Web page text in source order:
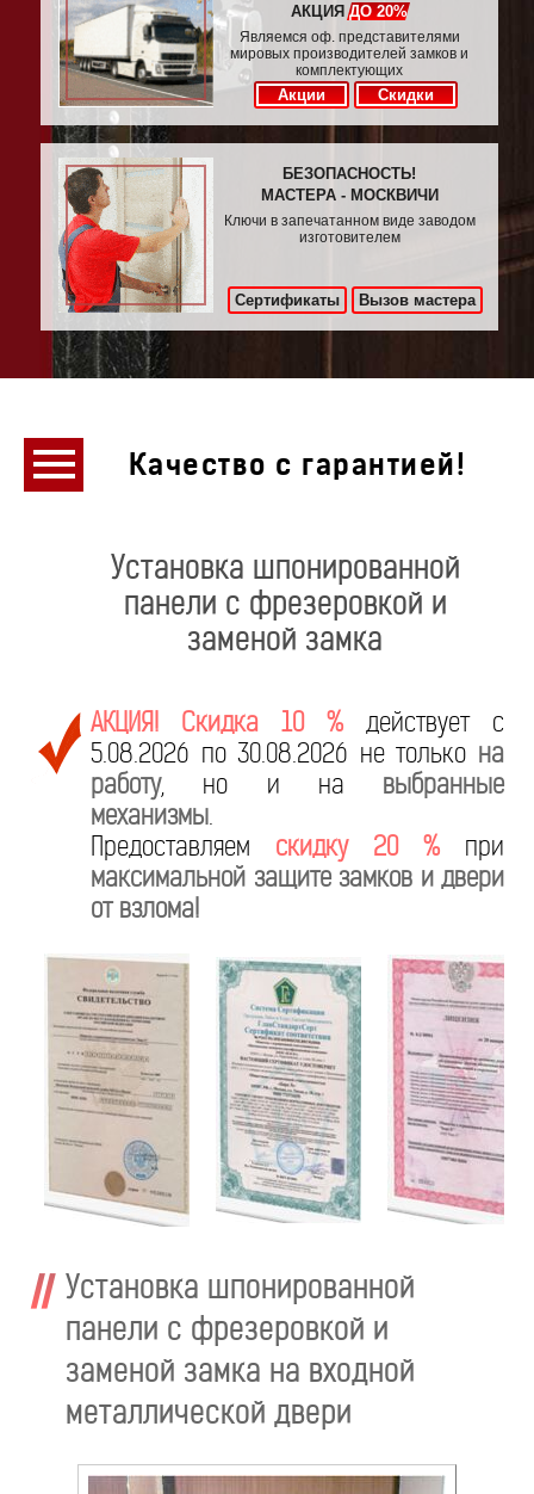
АКЦИЯДО 20%
Являемся оф. представителями
мировых производителей замков и
комплектующих
Акции Скидки
БЕЗОПАСНОСТЬ!
МАСТЕРА - МОСКВИЧИ
Ключи в запечатанном виде заводом
изготовителем
Сертификаты Вызов мастера
Качество с гарантией!
Установка шпонированной
панели с фрезеровкой и
заменой замка
АКЦИЯ! Скидка 10 % действует с
5.08.2026 по 30.08.2026 не только на
работу, но и на выбранные
механизмы.
Предоставляем скидку 20 % при
максимальной защите замков и двери
от взлома!
Установка шпонированной
панели с фрезеровкой и
заменой замка на входной
металлической двери